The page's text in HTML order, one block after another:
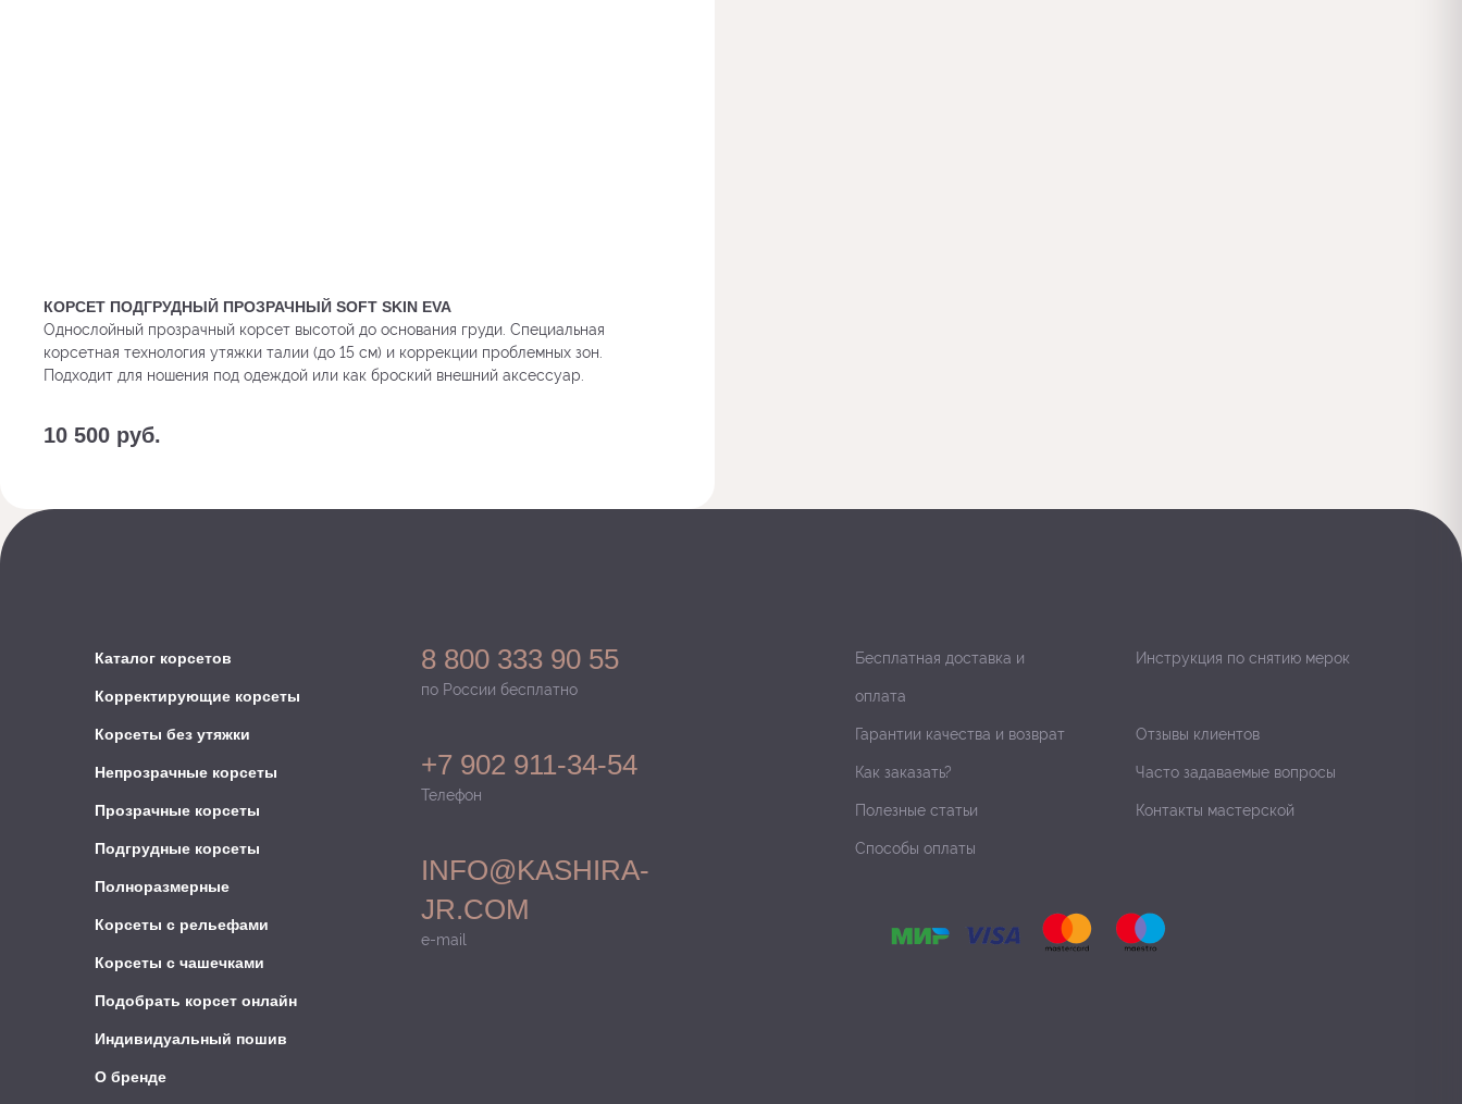
КОРСЕТ ПОДГРУДНЫЙ ПРОЗРАЧНЫЙ SOFT SKIN EVA
Однослойный прозрачный корсет высотой до основания груди. Специальная
корсетная технология утяжки талии (до 15 см) и коррекции проблемных зон.
Подходит для ношения под одеждой или как броский внешний аксессуар.
10 500 руб.
Заказать с доп. опциями
Каталог корсетов
Корректирующие корсеты
Корсеты без утяжки
Непрозрачные корсеты
Прозрачные корсеты
Подгрудные корсеты
Полноразмерные
Корсеты с рельефами
Корсеты с чашечками
Подобрать корсет онлайн
Индивидуальный пошив
О бренде
8 800 333 90 55
по России бесплатно
+7 902 911-34-54
Телефон
INFO@KASHIRA-
JR.COM
e-mail
Бесплатная доставка и
оплата
Инструкция по снятию мерок
Гарантии качества и возврат Отзывы клиентов
Как заказать? Часто задаваемые вопросы
Полезные статьи Контакты мастерской
Способы оплаты